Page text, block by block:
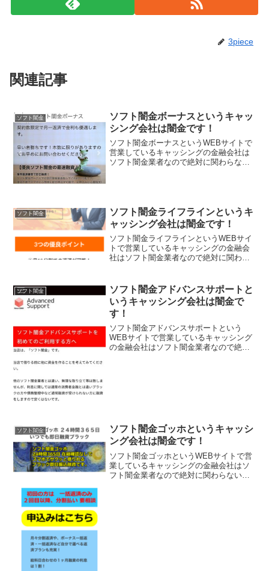
3piece
関連記事
ソフト闇金
ソフト闇金ボーナスというキャッ
シング会社は闇金です！
ソフト闇金ボーナスというWEBサイトで
営業しているキャッシングの金融会社は
ソフト闇金業者なので絶対に関わらない
ソフト闇金
ソフト闇金ライフラインというキ
ャッシング会社は闇金です！
ソフト闇金ライフラインというWEBサイ
トで営業しているキャッシングの金融会
社はソフト闇金業者なので絶対に関わら
審査、他社借入不可の超ブラックの方も
大歓迎！誰でも利用...
ソフト闇金
ソフト闇金アドバンスサポートと
いうキャッシング会社は闇金で
す！
ソフト闇金アドバンスサポートという
WEBサイトで営業しているキャッシング
の金融会社はソフト闇金業者なので絶対
ソフト闇金
ソフト闇金ゴッホというキャッシ
ング会社は闇金です！
ソフト闇金ゴッホというWEBサイトで営
業しているキャッシングの金融会社はソ
フト闇金業者なので絶対に関わらないよ